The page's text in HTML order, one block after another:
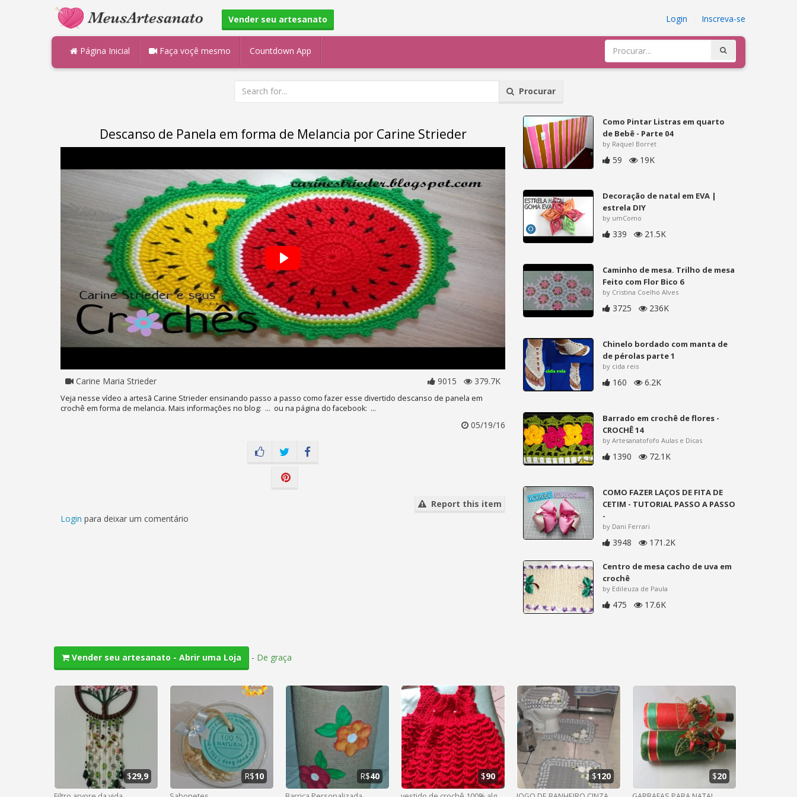
Vender seu artesanato Login Inscreva-se
Página Inicial Faça voçê mesmo Countdown App
Procurar
Descanso de Panela em forma de Melancia por Carine Strieder
Carine Maria Strieder 9015 379.7K
Veja nesse vídeo a artesã Carine Strieder ensinando passo a passo como fazer esse divertido descanso de panela em
crochê em forma de melancia. Mais informações no blog: ... ou na página do facebook: ...
05/19/16
Report this item
Login para deixar um comentário
Como Pintar Listras em quarto
de Bebê - Parte 04
by Raquel Borret
59 19K
Decoração de natal em EVA |
estrela DIY
by umComo
339 21.5K
Caminho de mesa. Trilho de mesa
Feito com Flor Bico 6
by Cristina Coelho Alves
3725 236K
Chinelo bordado com manta de
de pérolas parte 1
by cida reis
160 6.2K
Barrado em crochê de flores -
CROCHÊ 14
by Artesanatofofo Aulas e Dicas
1390 72.1K
COMO FAZER LAÇOS DE FITA DE
CETIM - TUTORIAL PASSO A PASSO
-
by Dani Ferrari
3948 171.2K
Centro de mesa cacho de uva em
crochê
by Edileuza de Paula
475 17.6K
Vender seu artesanato - Abrir uma Loja - De graça
$29,9 R$10 R$40 $90 $120 $20